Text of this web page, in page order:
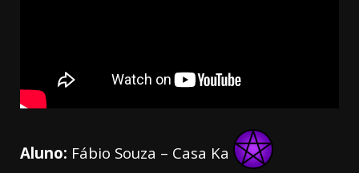
Aluno: Fábio Souza – Casa Ka